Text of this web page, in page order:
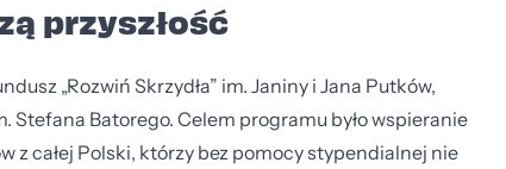
przyszłość
„Rozwiń Skrzydła” im. Janiny i Jana Putków,
Stefana Batorego. Celem programu było wspieranie
całej Polski, którzy bez pomocy stypendialnej nie